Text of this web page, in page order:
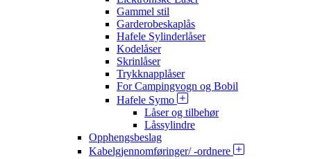
Gammel stil
Garderobeskaplås
Hafele Sylinderlåser
Kodelåser
Skrinlåser
Trykknapplåser
For Campingvogn og Bobil
Hafele Symo
Låser og tilbehør
Låssylindre
Opphengsbeslag
Kabelgjennomføringer/ -ordnere